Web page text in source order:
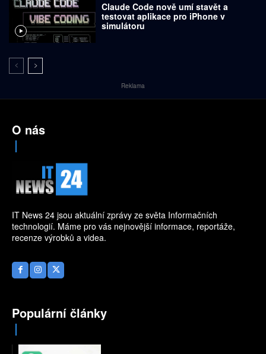
Claude Code nově umí stavět a
testovat aplikace pro iPhone v
simulátoru
Reklama
O nás
IT News 24 jsou aktuální zprávy ze světa Informačních
technologií. Máme pro vás nejnovější informace, reportáže,
recenze výrobků a videa.
Populární články